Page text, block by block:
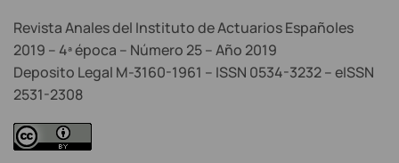
Revista Anales del Instituto de Actuarios Españoles
2019 – 4ª época – Número 25 – Año 2019
Deposito Legal M-3160-1961 – ISSN 0534-3232 – eISSN
2531-2308